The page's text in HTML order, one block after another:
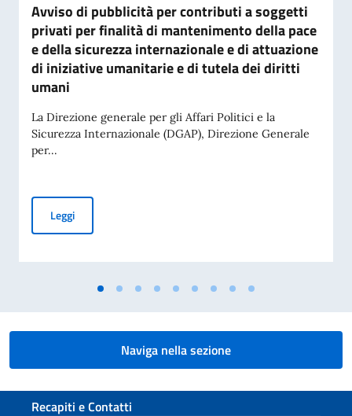
Avviso di pubblicità per contributi a soggetti
privati per finalità di mantenimento della pace
e della sicurezza internazionale e di attuazione
di iniziative umanitarie e di tutela dei diritti
umani
La Direzione generale per gli Affari Politici e la
Sicurezza Internazionale (DGAP), Direzione Generale
per...
LeggiAvviso di pubblicità per contributi a soggetti privati per
Naviga nella sezione
Sezione footer
Recapiti e Contatti